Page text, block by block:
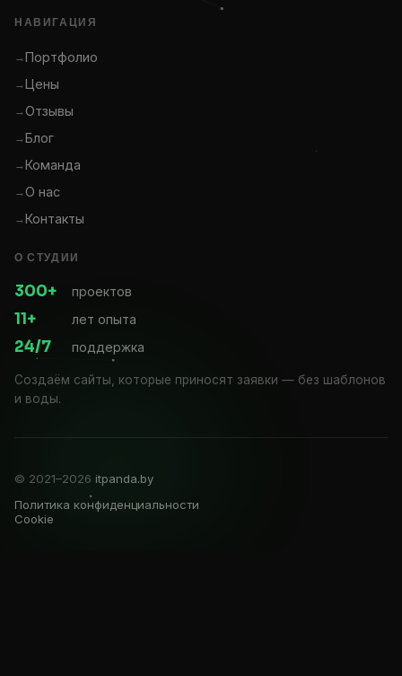
НАВИГАЦИЯ
Портфолио
Цены
Отзывы
Блог
Команда
О нас
Контакты
О СТУДИИ
300+ проектов
11+ лет опыта
24/7 поддержка
Создаём сайты, которые приносят заявки — без шаблонов
и воды.
© 2021–2026 itpanda.by
Политика конфиденциальности
Cookie